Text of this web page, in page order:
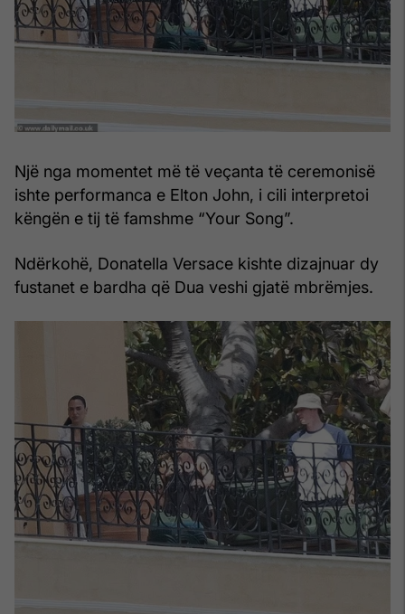
Një nga momentet më të veçanta të ceremonisë
ishte performanca e Elton John, i cili interpretoi
këngën e tij të famshme “Your Song”.
Ndërkohë, Donatella Versace kishte dizajnuar dy
fustanet e bardha që Dua veshi gjatë mbrëmjes.